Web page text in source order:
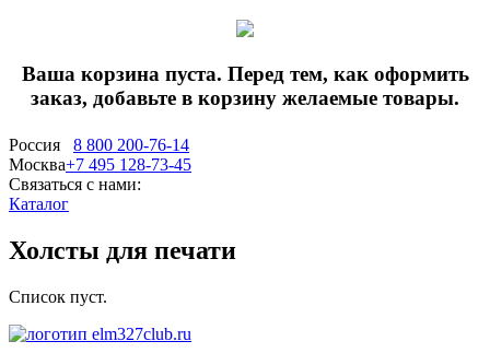
Ваша корзина пуста. Перед тем, как оформить
заказ, добавьте в корзину желаемые товары.
Россия
8 800 200-76-14
Москва+7 495 128-73-45
Связаться с нами:
Каталог
Холсты для печати
Список пуст.